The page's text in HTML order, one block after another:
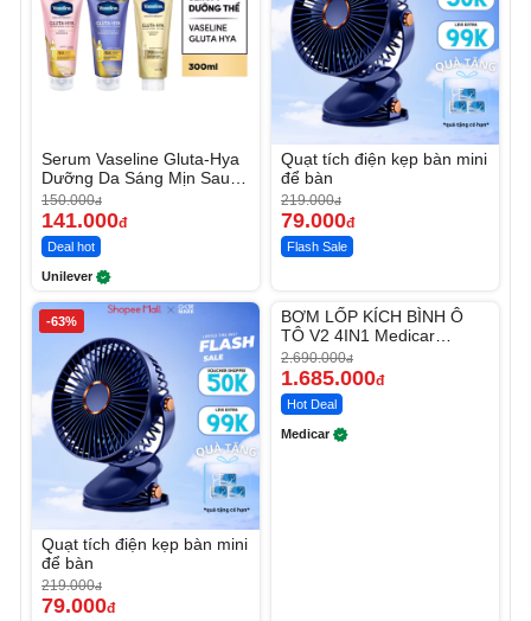
Serum Vaseline Gluta-Hya
Dưỡng Da Sáng Mịn Sau 7
Ngày
150.000đ
141.000đ
Deal hot
Unilever
Quạt tích điện kẹp bàn mini
để bàn
219.000đ
79.000đ
Flash Sale
-63%
Quạt tích điện kẹp bàn mini
để bàn
219.000đ
79.000đ
-37%
BƠM LỐP KÍCH BÌNH Ô
TÔ V2 4IN1 Medicar
12.000mAh
2.690.000đ
1.685.000đ
Hot Deal
Medicar